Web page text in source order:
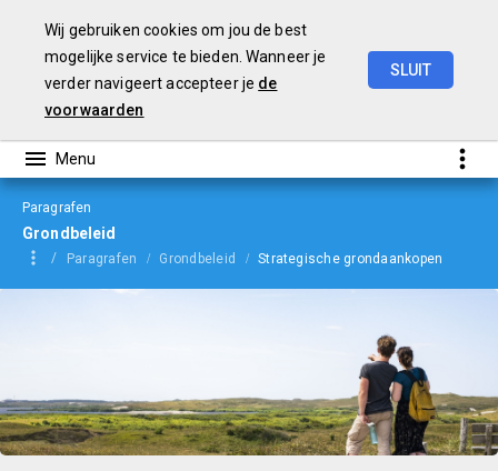
Wij gebruiken cookies om jou de best
mogelijke service te bieden. Wanneer je
verder navigeert accepteer je de
voorwaarden
SLUIT
Paragrafen
Grondbeleid
Paragrafen Grondbeleid Strategische grondaankopen